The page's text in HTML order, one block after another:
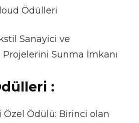
Ödülleri
Sanayici ve
Projelerini Sunma İmkanı
:
Ödülü: Birinci olan